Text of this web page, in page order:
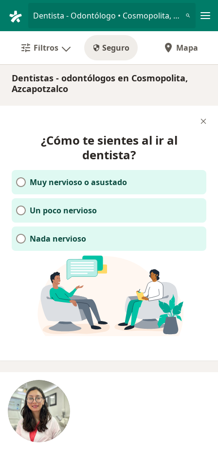
Dentista - Odontólogo • Cosmopolita, Azcapotzalco, CDMX
Filtros Seguro Mapa
Dentistas - odontólogos en Cosmopolita,
Azcapotzalco
¿Cómo te sientes al ir al
dentista?
Muy nervioso o asustado
Un poco nervioso
Nada nervioso